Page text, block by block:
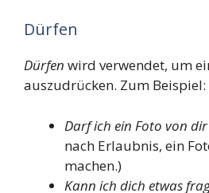
Dürfen
Dürfen wird verwendet, um
auszudrücken. Zum Beispiel:
Darf ich ein Foto von
nach Erlaubnis, ein
machen.)
Kann ich dich etwas